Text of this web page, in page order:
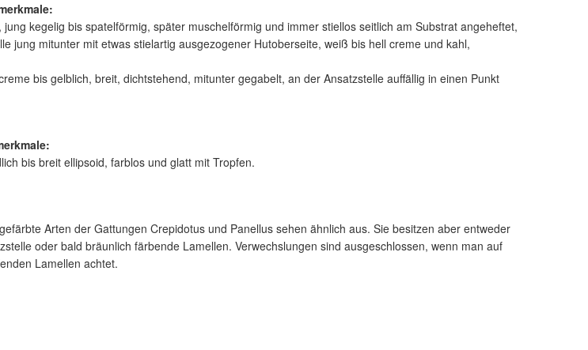
kegelig bis spatelförmig, später muschelförmig und immer stiellos seitlich am Substrat angeheftet,
jung mitunter mit etwas stielartig ausgezogener Hutoberseite, weiß bis hell creme und kahl,
bis gelblich, breit, dichtstehend, mitunter gegabelt, an der Ansatzstelle auffällig in einen Punkt
bis breit ellipsoid, farblos und glatt mit Tropfen.
Arten der Gattungen Crepidotus und Panellus sehen ähnlich aus. Sie besitzen aber entweder
oder bald bräunlich färbende Lamellen. Verwechslungen sind ausgeschlossen, wenn man auf
Lamellen achtet.